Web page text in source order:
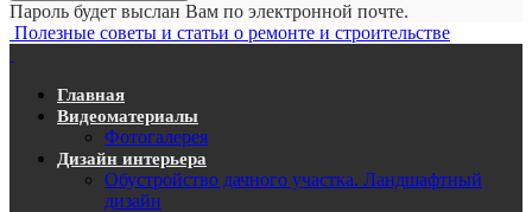
Пароль будет выслан Вам по электронной почте.
Полезные советы и статьи о ремонте и строительстве
Главная
Видеоматериалы
Фотогалерея
Дизайн интерьера
Обустройство дачного участка. Ландшафтный
дизайн